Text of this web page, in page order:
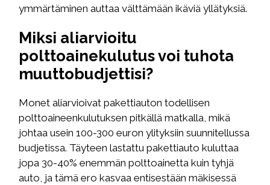
ymmärtäminen auttaa välttämään ikäviä yllätyksiä.
Miksi aliarvioitu
polttoainekulutus voi tuhota
muuttobudjettisi?
Monet aliarvioivat pakettiauton todellisen
polttoaineenkulutuksen pitkällä matkalla, mikä
johtaa usein 100-300 euron ylityksiin suunnitellussa
budjetissa. Täyteen lastattu pakettiauto kuluttaa
jopa 30-40% enemmän polttoainetta kuin tyhjä
auto, ja tämä ero kasvaa entisestään mäkisessä